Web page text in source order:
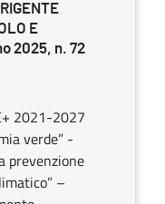
E
2025, n. 72
2021-2027
verde” -
prevenzione
–